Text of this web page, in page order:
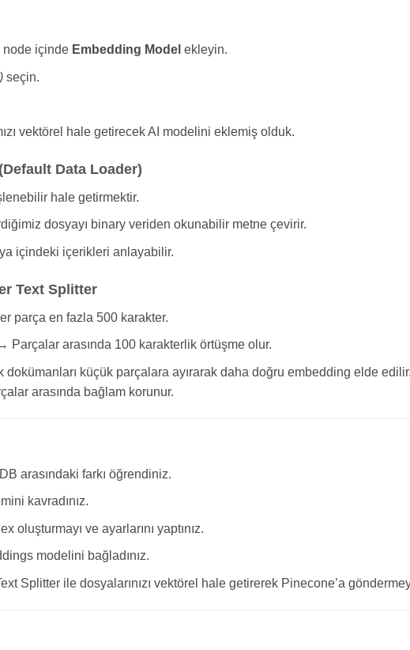
node içinde Embedding Model ekleyin.
seçin.
vektörel hale getirecek AI modelini eklemiş olduk.
Data Loader)
hale getirmektir.
dosyayı binary veriden okunabilir metne çevirir.
içindeki içerikleri anlayabilir.
Text Splitter
parça en fazla 500 karakter.
Parçalar arasında 100 karakterlik örtüşme olur.
dokümanları küçük parçalara ayırarak daha doğru embedding elde edilir.
arasında bağlam korunur.
arasındaki farkı öğrendiniz.
kavradınız.
oluşturmayı ve ayarlarını yaptınız.
modelini bağladınız.
Splitter ile dosyalarınızı vektörel hale getirerek Pinecone’a